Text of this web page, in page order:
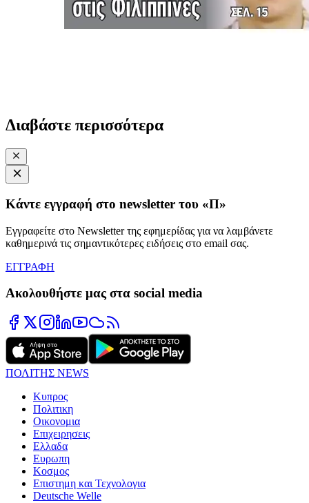
Διαβάστε περισσότερα
Κάντε εγγραφή στο newsletter του «Π»
Εγγραφείτε στο Newsletter της εφημερίδας για να λαμβάνετε
καθημερινά τις σημαντικότερες ειδήσεις στο email σας.
ΕΓΓΡΑΦΗ
Ακολουθήστε μας στα social media
ΠΟΛΙΤΗΣ NEWS
Κυπρος
Πολιτικη
Οικονομια
Επιχειρησεις
Ελλαδα
Ευρωπη
Κοσμος
Επιστημη και Τεχνολογια
Deutsche Welle